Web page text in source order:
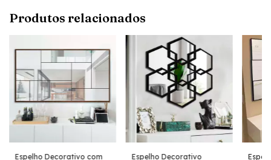
Produtos relacionados
Espelho Decorativo com
Espelho Decorativo